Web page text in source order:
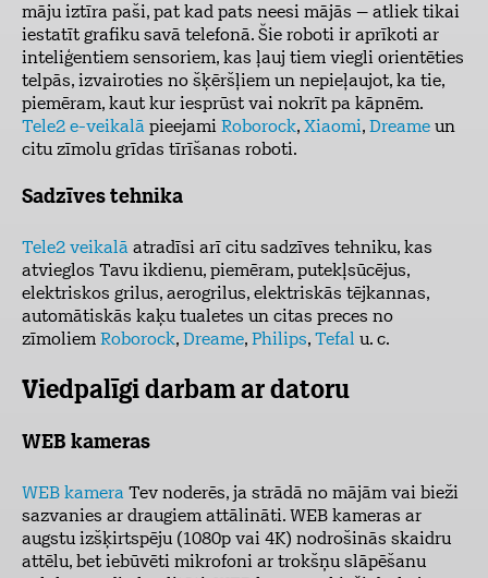
māju iztīra paši, pat kad pats neesi mājās – atliek tikai
iestatīt grafiku savā telefonā. Šie roboti ir aprīkoti ar
inteliģentiem sensoriem, kas ļauj tiem viegli orientēties
telpās, izvairoties no šķēršļiem un nepieļaujot, ka tie,
piemēram, kaut kur iesprūst vai nokrīt pa kāpnēm.
Tele2 e-veikalā pieejami Roborock, Xiaomi, Dreame un
citu zīmolu grīdas tīrīšanas roboti.
Sadzīves tehnika
Tele2 veikalā atradīsi arī citu sadzīves tehniku, kas
atvieglos Tavu ikdienu, piemēram, putekļsūcējus,
elektriskos grilus, aerogrilus, elektriskās tējkannas,
automātiskās kaķu tualetes un citas preces no
zīmoliem Roborock, Dreame, Philips, Tefal u. c.
Viedpalīgi darbam ar datoru
WEB kameras
WEB kamera Tev noderēs, ja strādā no mājām vai bieži
sazvanies ar draugiem attālināti. WEB kameras ar
augstu izšķirtspēju (1080p vai 4K) nodrošinās skaidru
attēlu, bet iebūvēti mikrofoni ar trokšņu slāpēšanu